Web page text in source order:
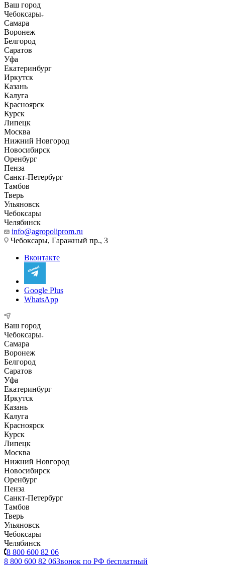
Ваш город
Чебоксары
Самара
Воронеж
Белгород
Саратов
Уфа
Екатеринбург
Иркутск
Казань
Калуга
Красноярск
Курск
Липецк
Москва
Нижний Новгород
Новосибирск
Оренбург
Пенза
Санкт-Петербург
Тамбов
Тверь
Ульяновск
Чебоксары
Челябинск
info@agropoliprom.ru
Чебоксары, Гаражный пр., 3
Вконтакте
Google Plus
WhatsApp
Ваш город
Чебоксары
Самара
Воронеж
Белгород
Саратов
Уфа
Екатеринбург
Иркутск
Казань
Калуга
Красноярск
Курск
Липецк
Москва
Нижний Новгород
Новосибирск
Оренбург
Пенза
Санкт-Петербург
Тамбов
Тверь
Ульяновск
Чебоксары
Челябинск
8 800 600 82 06
8 800 600 82 06Звонок по РФ бесплатный